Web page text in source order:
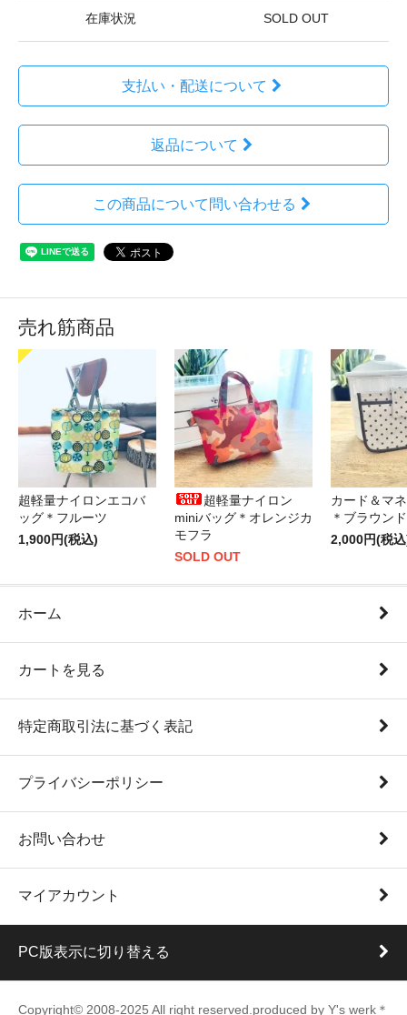
在庫状況 SOLD OUT
支払い・配送について
返品について
この商品について問い合わせる
売れ筋商品
超軽量ナイロンエコバ
ッグ＊フルーツ
1,900円(税込)
超軽量ナイロン
miniバッグ＊オレンジカ
モフラ
SOLD OUT
カード＆マ
＊ブラウン
2,000円(税
ホーム
カートを見る
特定商取引法に基づく表記
プライバシーポリシー
お問い合わせ
マイアカウント
PC版表示に切り替える
Copyright© 2008-2025 All right reserved.produced by Y's werk＊